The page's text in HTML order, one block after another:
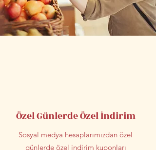
Özel Günlerde Özel İndirim
Sosyal medya hesaplarımızdan özel
günlerde özel indirim kuponları